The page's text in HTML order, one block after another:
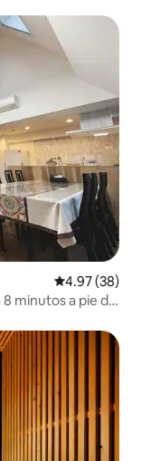
Calificación
4.97 (38)
minutos a pie del